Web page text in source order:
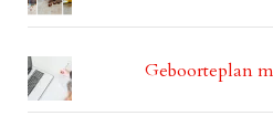
Geboorteplan